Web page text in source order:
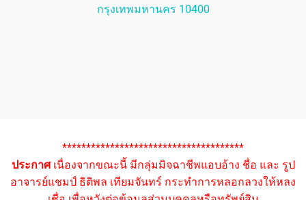
กรุงเทพมหานคร 10400
**************************************
ประกาศเนื่องจากขณะนี้ มีกลุ่มมิจฉาชีพแอบอ้าง ชื่อ และ รูป
อาจารย์แชมป์ ธิติพล เทียมจันทร์ กระทำการหลอกลวงให้หลง